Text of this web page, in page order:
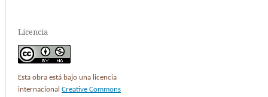
Licencia
Esta obra está bajo una licencia
internacional Creative Commons